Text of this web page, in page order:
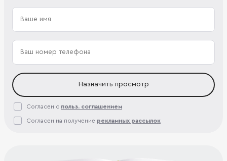
Назначить просмотр
Согласен с польз. соглашением
Согласен на получение рекламных рассылок